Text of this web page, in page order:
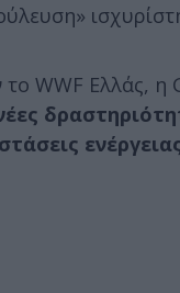
WWF Ελλάς, η